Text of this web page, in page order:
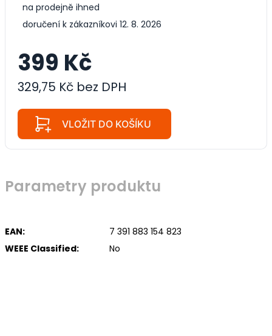
na prodejně ihned
doručení k zákazníkovi 12. 8. 2026
399 Kč
329,75 Kč bez DPH
VLOŽIT DO KOŠÍKU
Parametry produktu
EAN:
7 391 883 154 823
WEEE Classified:
No